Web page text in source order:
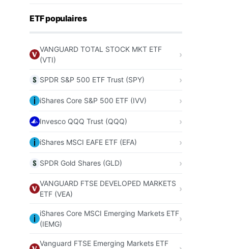
ETF populaires
VANGUARD TOTAL STOCK MKT ETF
(VTI)
SPDR S&P 500 ETF Trust (SPY)
iShares Core S&P 500 ETF (IVV)
Invesco QQQ Trust (QQQ)
iShares MSCI EAFE ETF (EFA)
SPDR Gold Shares (GLD)
VANGUARD FTSE DEVELOPED MARKETS
ETF (VEA)
iShares Core MSCI Emerging Markets ETF
(IEMG)
Vanguard FTSE Emerging Markets ETF